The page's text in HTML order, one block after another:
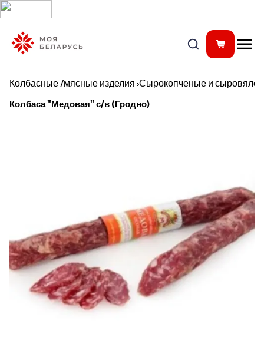
Колбасные /мясные изделия ›Сырокопченые и
Колбаса "Медовая" с/в (Гродно)